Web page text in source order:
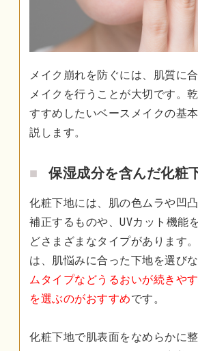
メイク崩れを防ぐには、肌質に
メイクを行うことが大切です。
すすめしたいベースメイクの基
説します。
保湿成分を含んだ化粧
化粧下地には、肌の色ムラや凹
補正するものや、UVカット機能
どさまざまなタイプがあります
は、肌悩みに合った下地を選びな
ムタイプなどうるおいが続きや
を選ぶのがおすすめです。
化粧下地で肌表面をなめらかに整